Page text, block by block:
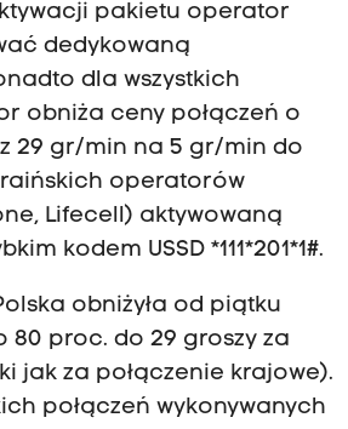
pakietu operator
dedykowaną
dla wszystkich
obniża ceny połączeń o
29 gr/min na 5 gr/min do
operatorów
Lifecell) aktywowaną
kodem USSD *111*201*1#.
obniżyła od piątku
80 proc. do 29 groszy za
jak za połączenie krajowe).
połączeń wykonywanych